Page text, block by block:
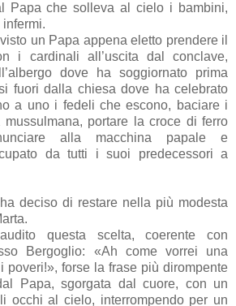
Papa che solleva al cielo i bambini,
un Papa appena eletto prendere il
i cardinali all’uscita dal conclave,
dove ha soggiornato prima
fuori dalla chiesa dove ha celebrato
a uno i fedeli che escono, baciare i
portare la croce di ferro
alla macchina papale e
da tutti i suoi predecessori a
deciso di restare nella più modesta
questa scelta, coerente con
Bergoglio: «Ah come vorrei una
poveri!», forse la frase più dirompente
Papa, sgorgata dal cuore, con un
occhi al cielo, interrompendo per un